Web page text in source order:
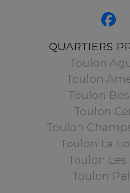
QUARTIERS
Toulon
Toulon
Toulon
Toulon
Toulon
Toulon La
Toulon Les
Toulon